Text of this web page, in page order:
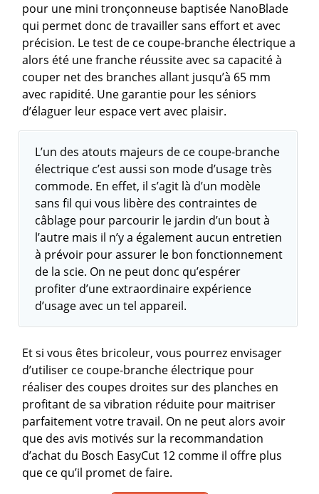
pour une mini tronçonneuse baptisée NanoBlade
qui permet donc de travailler sans effort et avec
précision. Le test de ce coupe-branche électrique a
alors été une franche réussite avec sa capacité à
couper net des branches allant jusqu’à 65 mm
avec rapidité. Une garantie pour les séniors
d’élaguer leur espace vert avec plaisir.
L’un des atouts majeurs de ce coupe-branche
électrique c’est aussi son mode d’usage très
commode. En effet, il s’agit là d’un modèle
sans fil qui vous libère des contraintes de
câblage pour parcourir le jardin d’un bout à
l’autre mais il n’y a également aucun entretien
à prévoir pour assurer le bon fonctionnement
de la scie. On ne peut donc qu’espérer
profiter d’une extraordinaire expérience
d’usage avec un tel appareil.
Et si vous êtes bricoleur, vous pourrez envisager
d’utiliser ce coupe-branche électrique pour
réaliser des coupes droites sur des planches en
profitant de sa vibration réduite pour maitriser
parfaitement votre travail. On ne peut alors avoir
que des avis motivés sur la recommandation
d’achat du Bosch EasyCut 12 comme il offre plus
que ce qu’il promet de faire.